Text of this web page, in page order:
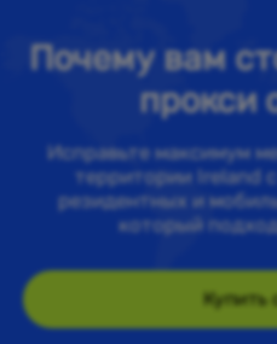
Почему вам
прокси
Исправьте максимум
территории Ireland
резидентных и
который
Купить